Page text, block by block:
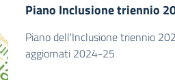
Piano Inclusione triennio
Piano dell'Inclusione triennio
aggiornati 2024-25